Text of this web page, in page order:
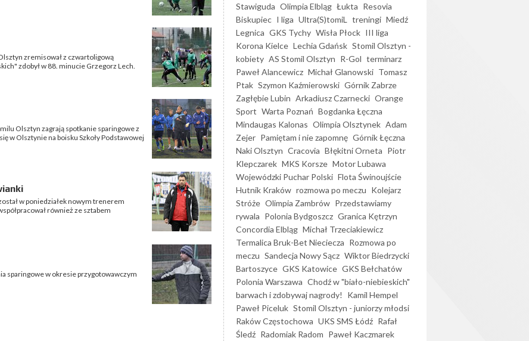
zremisował z czwartoligową
zdobył w 88. minucie Grzegorz Lech.
Olsztyn zagrają spotkanie sparingowe z
w Olsztynie na boisku Szkoły Podstawowej
w poniedziałek nowym trenerem
również ze sztabem
sparingowe w okresie przygotowawczym
Stawiguda Olimpia Elbląg Łukta Resovia
Biskupiec I liga Ultra(S)tomiL treningi Miedź
Legnica GKS Tychy Wisła Płock III liga
Korona Kielce Lechia Gdańsk Stomil Olsztyn -
kobiety AS Stomil Olsztyn R-Gol terminarz
Paweł Alancewicz Michał Glanowski Tomasz
Ptak Szymon Kaźmierowski Górnik Zabrze
Zagłębie Lubin Arkadiusz Czarnecki Orange
Sport Warta Poznań Bogdanka Łęczna
Mindaugas Kalonas Olimpia Olsztynek Adam
Zejer Pamiętam i nie zapomnę Górnik Łęczna
Naki Olsztyn Cracovia Błękitni Orneta Piotr
Klepczarek MKS Korsze Motor Lubawa
Wojewódzki Puchar Polski Flota Świnoujście
Hutnik Kraków rozmowa po meczu Kolejarz
Stróże Olimpia Zambrów Przedstawiamy
rywala Polonia Bydgoszcz Granica Kętrzyn
Concordia Elbląg Michał Trzeciakiewicz
Termalica Bruk-Bet Nieciecza Rozmowa po
meczu Sandecja Nowy Sącz Wiktor Biedrzycki
Bartoszyce GKS Katowice GKS Bełchatów
Polonia Warszawa Chodź w "biało-niebieskich"
barwach i zdobywaj nagrody!
Kamil Hempel
Paweł Piceluk Stomil Olsztyn - juniorzy młodsi
Raków Częstochowa UKS SMS Łódź Rafał
Śledź Radomiak Radom Paweł Kaczmarek